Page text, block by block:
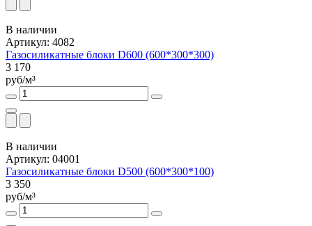
В наличии
Артикул: 4082
Газосиликатные блоки D600 (600*300*300)
3 170
руб/м³
В наличии
Артикул: 04001
Газосиликатные блоки D500 (600*300*100)
3 350
руб/м³